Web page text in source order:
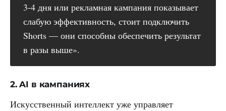
3-4 дня или рекламная кампания показывает
слабую эффективность, стоит подключить
Shorts — они способны обеспечить результат
в разы выше».
2. AI в кампаниях
Искусственный интеллект уже управляет